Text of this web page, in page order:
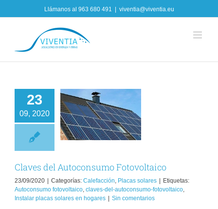
to
Llámanos al 963 680 491 viventia@viventia.eu
23
09, 2020
Claves del
Fotovoltaico
Placas
Claves del Autoconsumo Fotovoltaico
23/09/2020 Categorías: Calefacción, Placas solares
Etiquetas:
Autoconsumo fotovoltaico, claves-del-autoconsumo-fotovoltaico,
Instalar placas solares en hogares
Sin comentarios